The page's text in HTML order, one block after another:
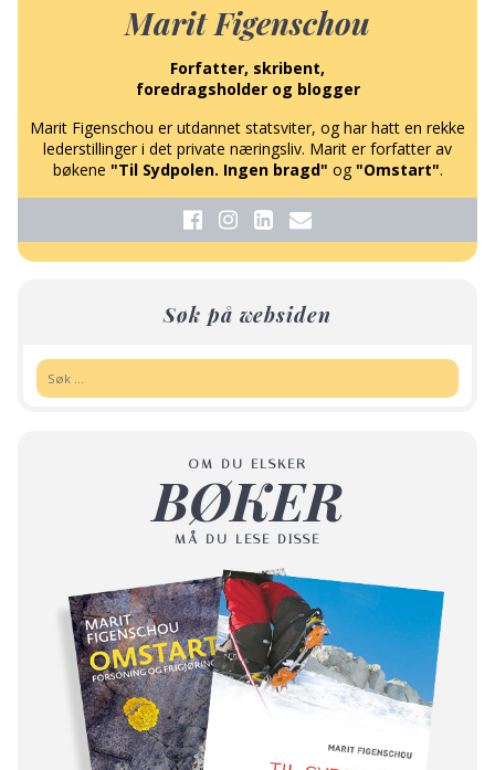
Marit Figenschou
Forfatter, skribent,
foredragsholder og blogger
Marit Figenschou er utdannet statsviter, og har hatt en rekke
lederstillinger i det private næringsliv. Marit er forfatter av
bøkene "Til Sydpolen. Ingen bragd" og "Omstart".
Søk på websiden
OM DU ELSKER
BØKER
MÅ DU LESE DISSE